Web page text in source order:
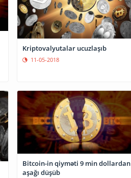
Kriptovalyutalar ucuzlaşıb
11-05-2018
Bitcoin-in qiyməti 9 min dollardan
aşağı düşüb